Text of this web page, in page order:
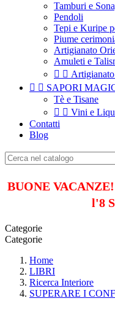
Tamburi e
Pendoli
Tepi e Kuripe
Piume
Artigianato
Amuleti e
 
  SAPORI
Tè e Tisane
  Vini e
Contatti
Blog
BUONE
l'8
Categorie
Categorie
Home
LIBRI
Ricerca Interiore
SUPERARE I